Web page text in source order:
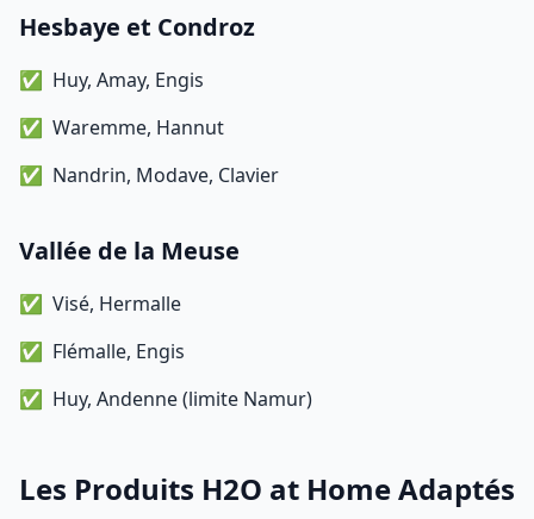
Hesbaye et Condroz
Huy, Amay, Engis
Waremme, Hannut
Nandrin, Modave, Clavier
Vallée de la Meuse
Visé, Hermalle
Flémalle, Engis
Huy, Andenne (limite Namur)
Les Produits H2O at Home Adaptés